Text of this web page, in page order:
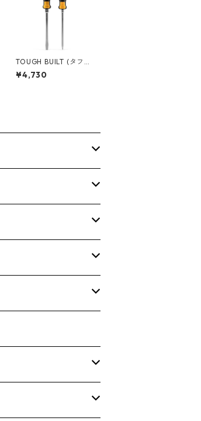
TOUGH BUILT (タフビ
ルト) デモリション貫
通ドライバー 2SET TB
¥4,730